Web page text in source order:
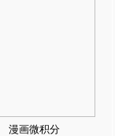
漫画微积分